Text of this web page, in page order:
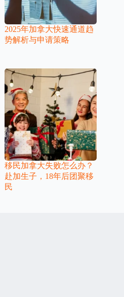
2025年加拿大快速通道趋
势解析与申请策略
移民加拿大失败怎么办？
赴加生子，18年后团聚移
民